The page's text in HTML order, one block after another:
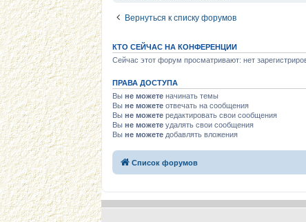
Вернуться к списку форумов
КТО СЕЙЧАС НА КОНФЕРЕНЦИИ
Сейчас этот форум просматривают: нет
ПРАВА ДОСТУПА
Вы не можете начинать темы
Вы не можете отвечать на сообщения
Вы не можете редактировать свои сообщения
Вы не можете удалять свои сообщения
Вы не можете добавлять вложения
Список форумов